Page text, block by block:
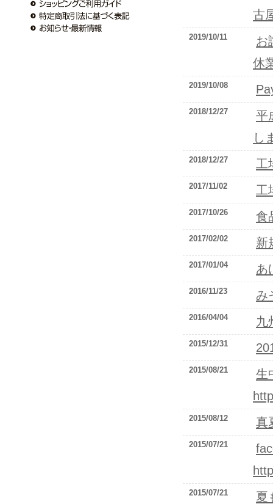
古
2019/10/11
お
休
2019/10/08
2018/12/27
平
し
2018/12/27 工
2017/11/02 工
2017/10/26 食
2017/02/02 新
2017/01/04 あ
2016/11/23 み
2016/04/04 九
2015/12/31
2015/08/21
生
2015/08/12 真
2015/07/21
2015/07/21 夏